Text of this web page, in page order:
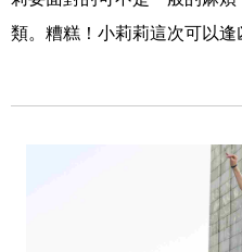
類。糟糕！小莉莉這次可以逢